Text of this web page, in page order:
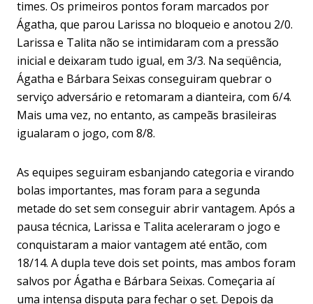
times. Os primeiros pontos foram marcados por
Ágatha, que parou Larissa no bloqueio e anotou 2/0.
Larissa e Talita não se intimidaram com a pressão
inicial e deixaram tudo igual, em 3/3. Na seqüência,
Ágatha e Bárbara Seixas conseguiram quebrar o
serviço adversário e retomaram a dianteira, com 6/4.
Mais uma vez, no entanto, as campeãs brasileiras
igualaram o jogo, com 8/8.
As equipes seguiram esbanjando categoria e virando
bolas importantes, mas foram para a segunda
metade do set sem conseguir abrir vantagem. Após a
pausa técnica, Larissa e Talita aceleraram o jogo e
conquistaram a maior vantagem até então, com
18/14. A dupla teve dois set points, mas ambos foram
salvos por Ágatha e Bárbara Seixas. Começaria aí
uma intensa disputa para fechar o set. Depois da